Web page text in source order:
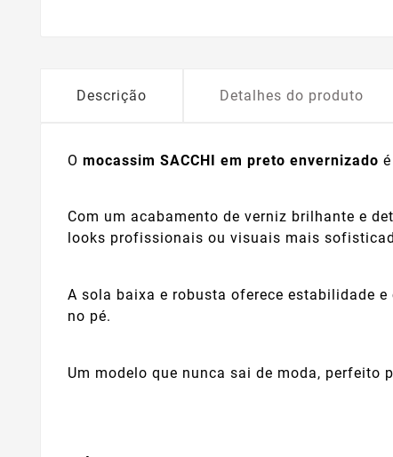
Descrição Detalhes do produto
O mocassim SACCHI em preto envernizado
Com um acabamento de verniz brilhante e
looks profissionais ou visuais mais
A sola baixa e robusta oferece estabilidade
no pé.
Um modelo que nunca sai de moda,